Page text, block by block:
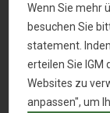
Modified
Wenn Sie mehr
besuchen Sie
statement.
erteilen Sie IGM
Websites zu
anpassen", um